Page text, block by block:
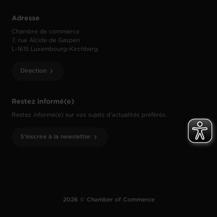
Restez informé(e)
Restez informé(e) sur vos sujets d’actualités préférés.
S'inscrire à la newsletter
Adresse
Chambre de commerce
7, rue Alcide de Gasperi
L-1615 Luxembourg-Kirchberg
Direction
2026 © Chamber of Commerce